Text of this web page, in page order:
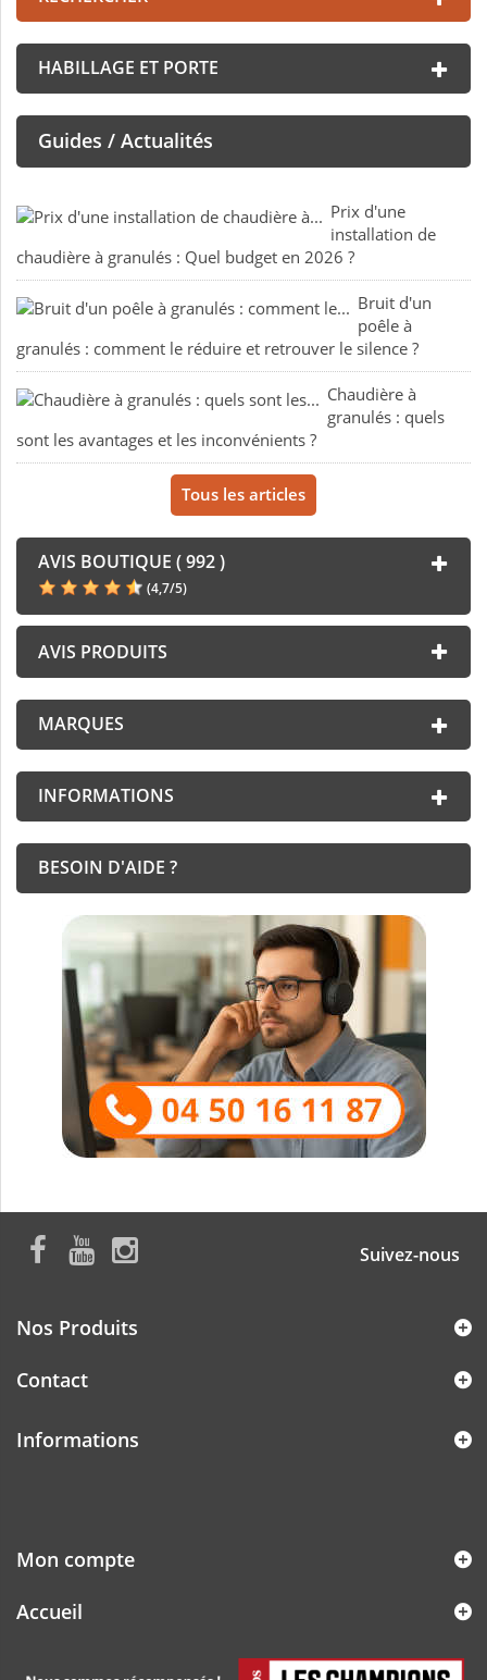
HABILLAGE ET PORTE
Guides / Actualités
Prix d'une
installation de
chaudière à granulés : Quel budget en 2026 ?
Bruit d'un
poêle à
granulés : comment le réduire et retrouver le silence ?
Chaudière à
granulés : quels
sont les avantages et les inconvénients ?
Tous les articles
AVIS BOUTIQUE ( 992 )
(4,7/5)
AVIS PRODUITS
MARQUES
INFORMATIONS
BESOIN D'AIDE ?
Suivez-nous
Nos Produits
Contact
Informations
Mon compte
Accueil